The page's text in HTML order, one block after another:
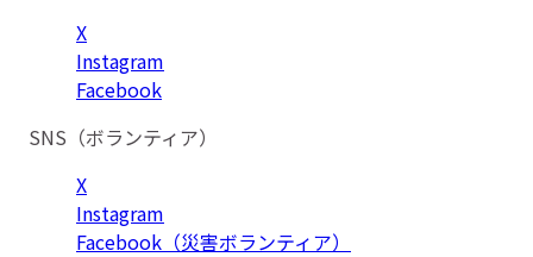
X
Instagram
Facebook
SNS（ボランティア）
X
Instagram
Facebook（災害ボランティア）